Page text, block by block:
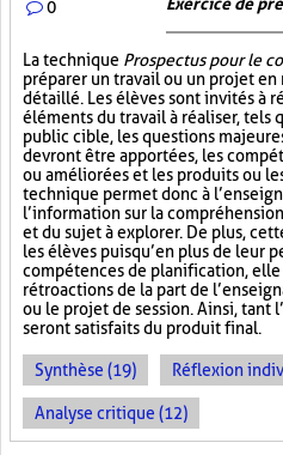
0
La technique Prospectus pour le
préparer un travail ou un projet
détaillé. Les élèves sont invités à
éléments du travail à réaliser, tels
public cible, les questions
devront être apportées, les
ou améliorées et les produits ou
technique permet donc à
l’information sur la
et du sujet à explorer. De plus,
les élèves puisqu’en plus de leur
compétences de planification,
rétroactions de la part de
ou le projet de session. Ainsi, tant
seront satisfaits du produit final.
Synthèse (19) Réflexion
Analyse critique (12)